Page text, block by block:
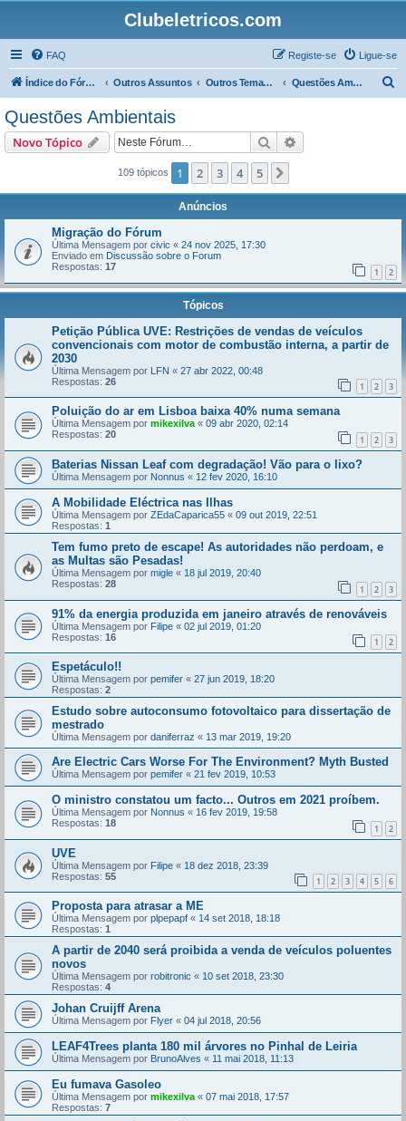
Clubeletricos.com
FAQ Ligue-se
Registe-se
Índice do Fórum Outros Assuntos Outros Temas não relacionados com o VeÍculos Elétricos Questões Ambientais
Questões Ambientais
Novo Tópico Pesquisar
109 tópicos 1 2 3 4 5
Anúncios
Migração do Fórum
Última Mensagem por civic « 24 nov 2025, 17:30
Enviado em Discussão sobre o Forum
Respostas: 17 1 2
Tópicos
Petição Pública UVE: Restrições de vendas de veículos
convencionais com motor de combustão interna, a partir de
2030
Última Mensagem por LFN « 27 abr 2022, 00:48
Respostas: 26 1 2 3
Poluição do ar em Lisboa baixa 40% numa semana
Última Mensagem por mikexilva « 09 abr 2020, 02:14
Respostas: 20 1 2 3
Baterias Nissan Leaf com degradação! Vão para o lixo?
Última Mensagem por Nonnus « 12 fev 2020, 16:10
A Mobilidade Eléctrica nas Ilhas
Última Mensagem por ZEdaCaparica55 « 09 out 2019, 22:51
Respostas: 1
Tem fumo preto de escape! As autoridades não perdoam, e
as Multas são Pesadas!
Última Mensagem por migle « 18 jul 2019, 20:40
Respostas: 28 1 2 3
91% da energia produzida em janeiro através de renováveis
Última Mensagem por Filipe « 02 jul 2019, 01:20
Respostas: 16 1 2
Espetáculo!!
Última Mensagem por pemifer « 27 jun 2019, 18:20
Respostas: 2
Estudo sobre autoconsumo fotovoltaico para dissertação de
mestrado
Última Mensagem por daniferraz « 13 mar 2019, 19:20
Are Electric Cars Worse For The Environment? Myth Busted
Última Mensagem por pemifer « 21 fev 2019, 10:53
O ministro constatou um facto... Outros em 2021 proíbem.
Última Mensagem por Nonnus « 16 fev 2019, 19:58
Respostas: 18 1 2
UVE
Última Mensagem por Filipe « 18 dez 2018, 23:39
Respostas: 55 1 2 3 4 5 6
Proposta para atrasar a ME
Última Mensagem por plpepapf « 14 set 2018, 18:18
Respostas: 1
A partir de 2040 será proibida a venda de veículos poluentes
novos
Última Mensagem por robitronic « 10 set 2018, 23:30
Respostas: 4
Johan Cruijff Arena
Última Mensagem por Flyer « 04 jul 2018, 20:56
LEAF4Trees planta 180 mil árvores no Pinhal de Leiria
Última Mensagem por BrunoAlves « 11 mai 2018, 11:13
Eu fumava Gasoleo
Última Mensagem por mikexilva« 07 mai 2018, 17:57
Respostas: 7